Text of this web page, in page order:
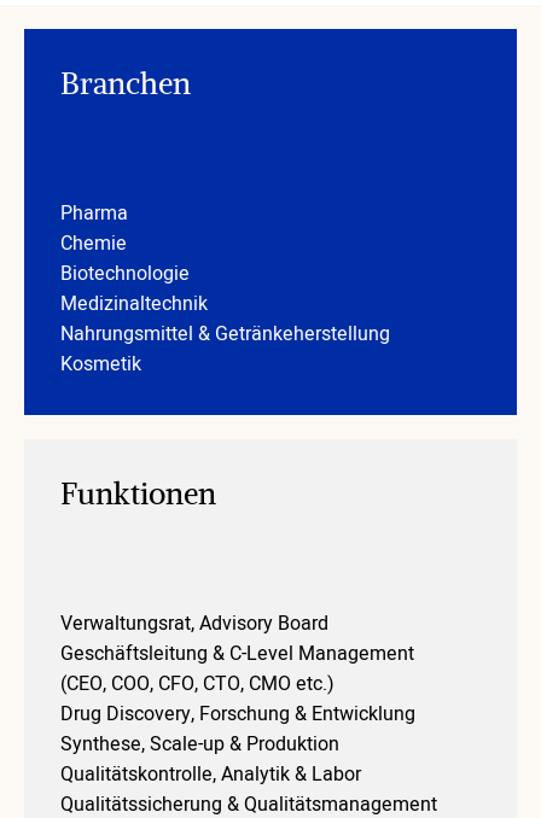
Branchen
Pharma
Chemie
Biotechnologie
Medizinaltechnik
Nahrungsmittel & Getränkeherstellung
Kosmetik
Funktionen
Verwaltungsrat, Advisory Board
Geschäftsleitung & C-Level Management
(CEO, COO, CFO, CTO, CMO etc.)
Drug Discovery, Forschung & Entwicklung
Synthese, Scale-up & Produktion
Qualitätskontrolle, Analytik & Labor
Qualitätssicherung & Qualitätsmanagement